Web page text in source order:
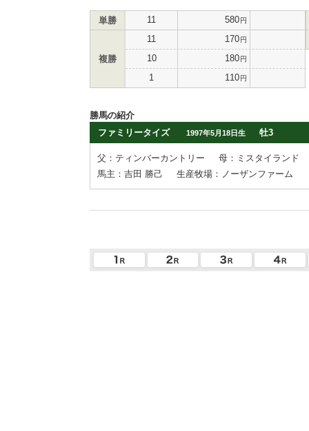
単勝 11 580円
複勝
11 170円
10 180円
1 110円
勝馬の紹介
ファミリータイズ
1997年5月18日生 牡3
父：ティンバーカントリー
母：ミスタイランド
馬主：吉田 勝己
生産牧場：ノーザンファーム